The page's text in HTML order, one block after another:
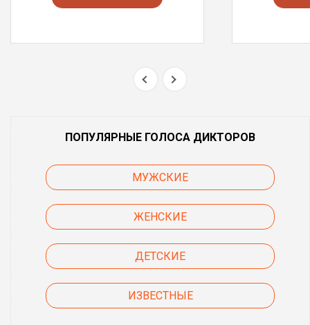
ПОПУЛЯРНЫЕ ГОЛОСА ДИКТОРОВ
МУЖСКИЕ
ЖЕНСКИЕ
ДЕТСКИЕ
ИЗВЕСТНЫЕ